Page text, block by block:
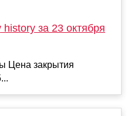
за 23 октября
Цена закрытия